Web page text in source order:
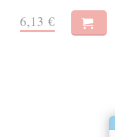
6,13 €